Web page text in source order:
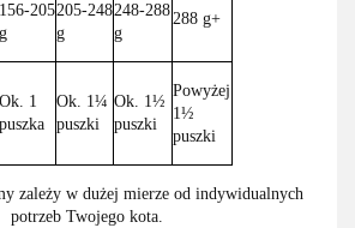
156-205
g
205-248
g
248-288
g
288 g+
Ok. 1
puszka
Ok. 1¼
puszki
Ok. 1½
puszki
Powyżej
1½
puszki
zależy w dużej mierze od indywidualnych
potrzeb Twojego kota.